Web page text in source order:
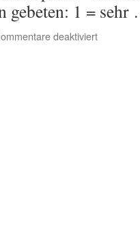
gebeten: 1 =
deaktiviertfür